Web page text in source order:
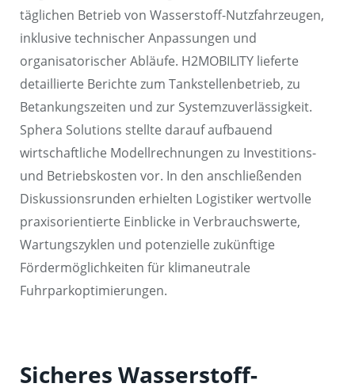
täglichen Betrieb von Wasserstoff-Nutzfahrzeugen,
inklusive technischer Anpassungen und
organisatorischer Abläufe. H2MOBILITY lieferte
detaillierte Berichte zum Tankstellenbetrieb, zu
Betankungszeiten und zur Systemzuverlässigkeit.
Sphera Solutions stellte darauf aufbauend
wirtschaftliche Modellrechnungen zu Investitions-
und Betriebskosten vor. In den anschließenden
Diskussionsrunden erhielten Logistiker wertvolle
praxisorientierte Einblicke in Verbrauchswerte,
Wartungszyklen und potenzielle zukünftige
Fördermöglichkeiten für klimaneutrale
Fuhrparkoptimierungen.
Sicheres Wasserstoff-